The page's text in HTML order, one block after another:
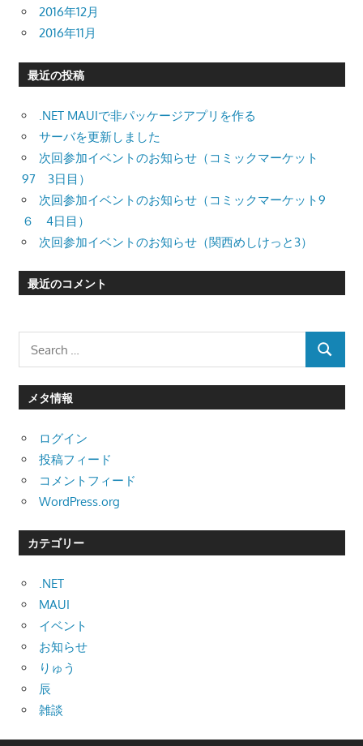
2016年12月
2016年11月
最近の投稿
.NET MAUIで非パッケージアプリを作る
サーバを更新しました
次回参加イベントのお知らせ（コミックマーケット
97 3日目）
次回参加イベントのお知らせ（コミックマーケット9
６ 4日目）
次回参加イベントのお知らせ（関西めしけっと3）
最近のコメント
SEARCH
メタ情報
ログイン
投稿フィード
コメントフィード
WordPress.org
カテゴリー
.NET
MAUI
イベント
お知らせ
りゅう
辰
雑談